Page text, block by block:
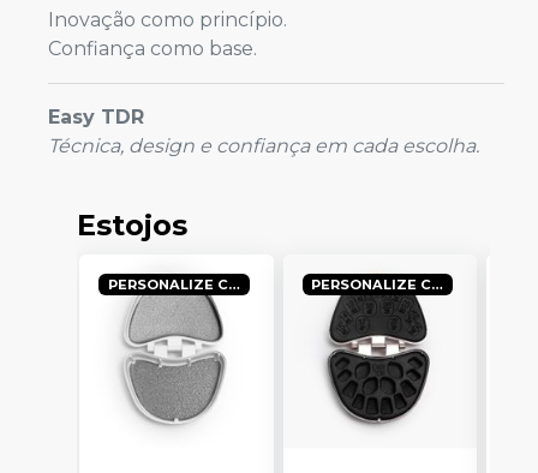
Inovação como princípio.
Confiança como base.
Easy TDR
Técnica, design e confiança em cada escolha.
Estojos
PERSONALIZE COM A SUA LOGO! PERSONALIZE COM A SUA LOGO!